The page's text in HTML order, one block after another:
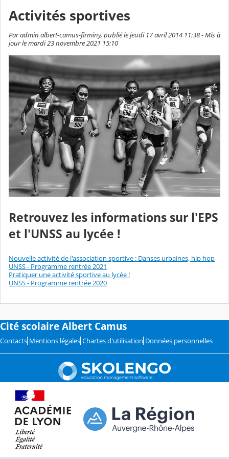
Activités sportives
Par admin albert-camus-firminy, publié le jeudi 17 avril 2014 11:38 - Mis à
jour le mardi 23 novembre 2021 15:10
Retrouvez les informations sur l'EPS
et l'UNSS au lycée !
Nouvelle activité de l'association sportive : Danses urbaines, hip hop
UNSS - Programme rentrée 2021
Pratiquer une activité sportive au lycée !
UNSS - Programme rentrée 2020
Cité scolaire Albert Camus
Contacts Mentions légales Chartes d'utilisation Données personnelles